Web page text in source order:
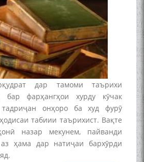
дар тамоми таърихи
бар фарҳангҳои хурду кӯчак
онҳоро ба худ фурӯ
табиии таърихист. Вақте
назар мекунем, пайванди
ҳама дар натиҷаи бархӯрди
РӮЗИ РӮДАКӢ
миллии
бахшида
мунаққиду
Соҳиб
илмӣ-
гардид.